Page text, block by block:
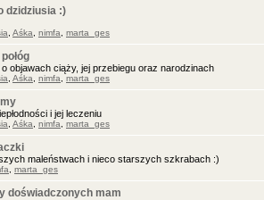
dzidziusia :)
Aśka nimfa marta_ges
objawach ciąży, jej przebiegu oraz narodzinach
Aśka nimfa marta_ges
i jej leczeniu
Aśka nimfa marta_ges
maleństwach i nieco starszych szkrabach :)
marta_ges
doświadczonych mam